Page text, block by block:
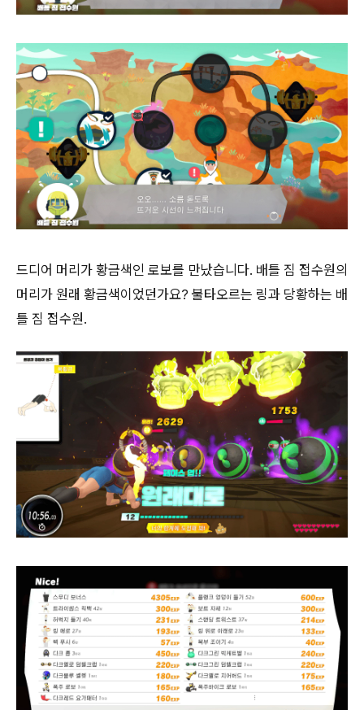
드디어 머리가 황금색인 로보를 만났습니다. 배틀 짐 접수원의
머리가 원래 황금색이었던가요? 불타오르는 링과 당황하는 배
틀 짐 접수원.